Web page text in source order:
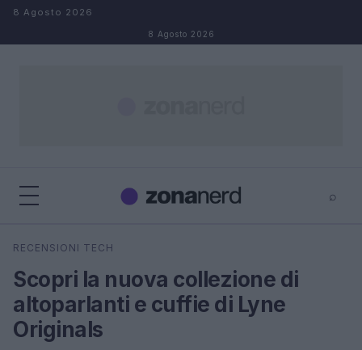
Salta al contenuto
8 Agosto 2026
8 Agosto 2026
⌕
Cerca
RECENSIONI TECH
Scopri la nuova collezione di
altoparlanti e cuffie di Lyne
Originals